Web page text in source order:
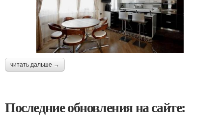
читать дальше →
Последние обновления на сайте: